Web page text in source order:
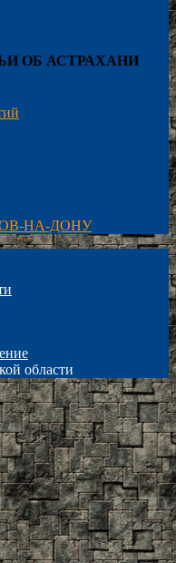
ОБ АСТРАХАНИ
НА-ДОНУ
области